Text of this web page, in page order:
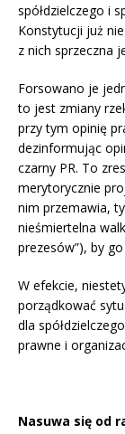
spółdzielczego i
Konstytucji już
z nich sprzeczna
Forsowano je
to jest zmiany
przy tym opinię
dezinformując
czarny PR. To
merytorycznie
nim przemawia,
nieśmiertelna
prezesów”), by
W efekcie,
porządkować
dla
prawne i
Nasuwa się od